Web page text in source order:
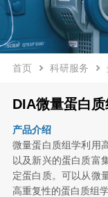
首页 科研服务
DIA微量蛋白
产品介绍
微量蛋白质组学利用
以及新兴的蛋白质富
定蛋白质。可以从微
高重复性的蛋白质组